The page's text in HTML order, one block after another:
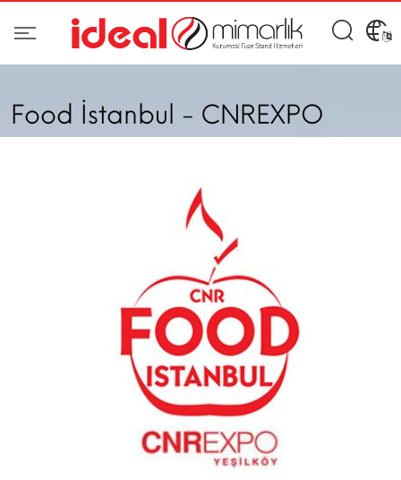
Food İstanbul - CNREXPO